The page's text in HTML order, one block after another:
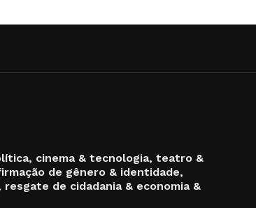
cinema & tecnologia, teatro &
de gênero & identidade,
de cidadania & economia &